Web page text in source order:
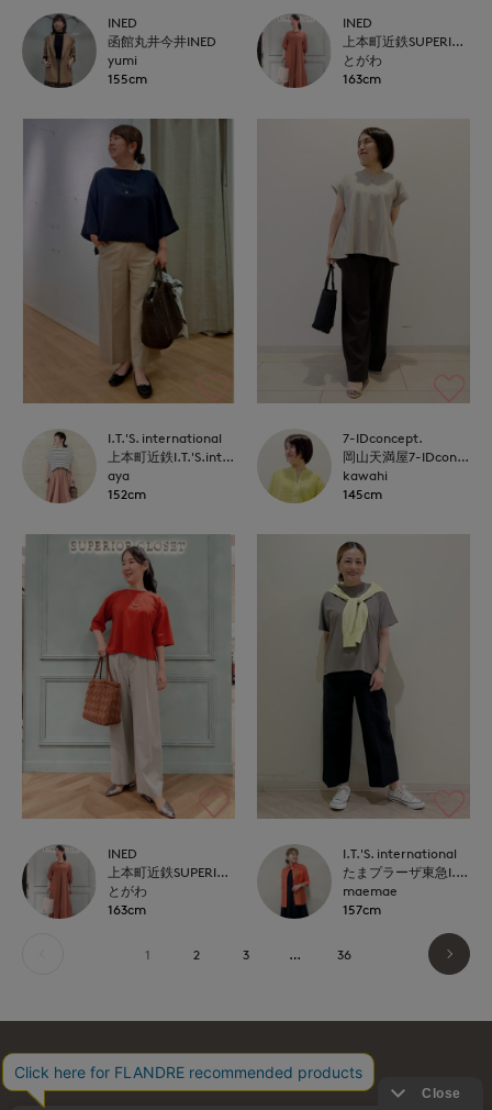
INED
函館丸井今井INED
yumi
155cm
INED
上本町近鉄SUPERIORCLOSET
とがわ
163cm
I.T.'S. international
上本町近鉄I.T.'S.international
aya
152cm
7-IDconcept.
岡山天満屋7-IDconcept.
kawahi
145cm
INED
上本町近鉄SUPERIORCLOSET
とがわ
163cm
I.T.'S. international
たまプラーザ東急I.T.'S.international
maemae
157cm
1 2 3 … 36